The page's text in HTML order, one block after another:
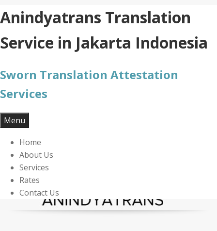
Skip
to
content
Anindyatrans Translation
Service in Jakarta Indonesia
Sworn Translation Attestation
Services
Menu
Home
About Us
Services
Rates
Contact Us